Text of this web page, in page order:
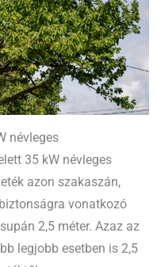
névleges
35 kW névleges
azon szakaszán,
vonatkozó
2,5 méter. Azaz az
legjobb esetben is 2,5